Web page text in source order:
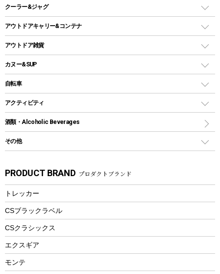
自立式タープ
パラソル
テントアクセサリー
ペグ
グランドシート
ガイドロープ
ツール
ヘッドライト
キャンドル
ガストーチ、ライター
卓上タイプグリル
パーティータイプグリル
鉄板、アミ
焚き火台&ストーブ
火起こし
バーベキューツール
ホットサンドメーカー
クッカーセット
シェラカップ
クッキングツール
ナイフ
カトラリー
マグカップ、カップ
ステンレスボトル
フードボトル
トレー
ランチョンマット
ランチボックス
ステンレスボトル
コップ付きタイプ
ワンタッチタイプ
プラスチックボトル
ディズニーボトル
クーラー&ジャグ
クーラーボックス
クーラーバッグ
ウォータージャグ
保冷剤
アウトドアキャリー&コンテナ
アウトドアキャリー
アウトドア雑貨
バックパック&バッグ
リュック、バックパック
トートバッグ、サコッシュ
ショッピングキャリー
その他アウトドア雑貨
スプレー関係
ツール、他
カヌー&SUP
インフレータブル
カヤック
パドル
ヘルメット
エアーポンプ
アクセサリー
自転車
折りたたみ自転車
スポーツサイクル
シティサイクル
自転車ウェア
アクティビティ
マリン
ラッシュガード
パラソル
フローティングベスト
ヘルメット
エアーポンプ
ビーチテント
ウィンター
酒類・Alcoholic Beverages
その他
湯たんぽ
防災用品
PRODUCT BRAND プロダクトブランド
トレッカー
CSブラックラベル
CSクラシックス
エクスギア
モンテ